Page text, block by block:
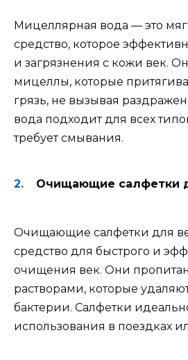
Мицеллярная вода — это
средство, которое
и загрязнения с кожи век.
мицеллы, которые
грязь, не вызывая
вода подходит для всех
требует смывания.
Очищающие салфетки
Очищающие салфетки для
средство для быстрого и
очищения век. Они
растворами, которые
бактерии. Салфетки
использования в поездках